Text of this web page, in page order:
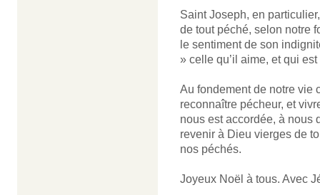
Saint Joseph, en
de tout péché, selon notre
le sentiment de son
» celle qu’il aime, et qui
Au fondement de notre vie
reconnaître pécheur, et
nous est accordée, à nous
revenir à Dieu vierges de
nos péchés.
Joyeux Noël à tous. Avec